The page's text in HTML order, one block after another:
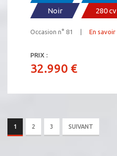
Noir
280 cv
Occasion n° 81 | En savoir
PRIX :
32.990 €
1 2 3 SUIVANT